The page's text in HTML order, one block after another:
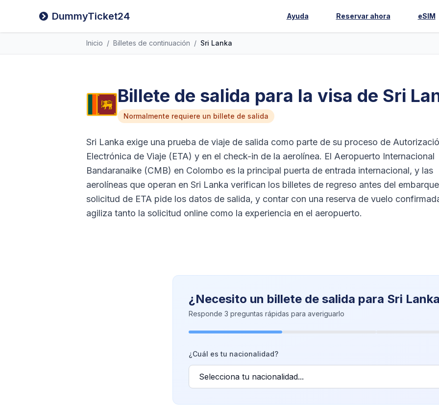
DummyTicket24 Ayuda Reservar ahora eSIM
Inicio / Billetes de continuación / Sri Lanka
Billete de salida para la visa de Sri
Normalmente requiere un billete de salida
Sri Lanka exige una prueba de viaje de salida como parte de su proceso de
Electrónica de Viaje (ETA) y en el check-in de la aerolínea. El Aeropuerto Internacional
Bandaranaike (CMB) en Colombo es la principal puerta de entrada internacional, y las
aerolíneas que operan en Sri Lanka verifican los billetes de regreso antes del
solicitud de ETA pide los datos de salida, y contar con una reserva de vuelo
agiliza tanto la solicitud online como la experiencia en el aeropuerto.
¿Necesito un billete de salida para Sri
Responde 3 preguntas rápidas para averiguarlo
¿Cuál es tu nacionalidad?